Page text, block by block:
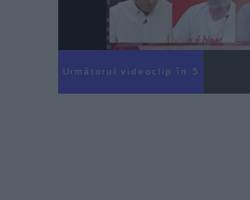
Următorul videoclip în 4